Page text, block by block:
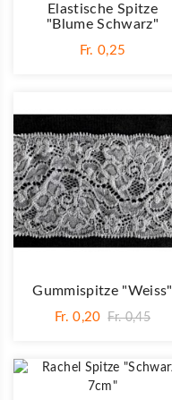
Elastische Spitze
"Blume Schwarz"
Fr. 0,25
Gummispitze "weiss"
Fr. 0,20 Fr. 0,45